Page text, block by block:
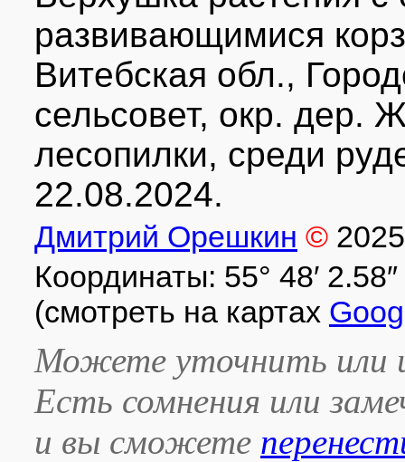
развивающимися
Витебская обл.,
сельсовет, окр. дер.
лесопилки, среди
22.08.2024.
Дмитрий Орешкин © 2025
Координаты: 55° 48′
(смотреть на картах
Можете уточнить или
Есть сомнения или
и вы сможете